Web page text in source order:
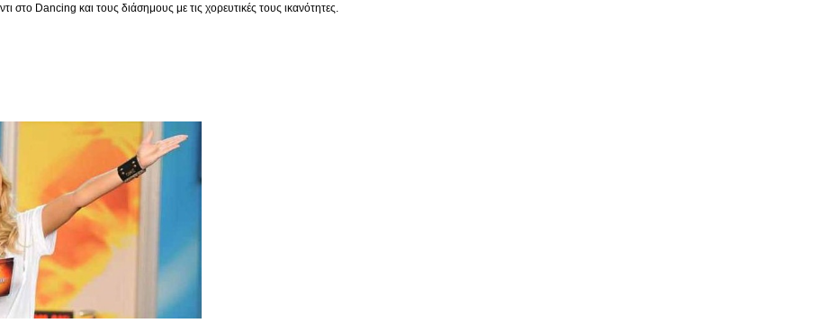
στο Dancing και τους διάσημους με τις χορευτικές τους ικανότητες.